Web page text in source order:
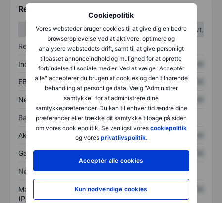
Cookiepolitik
Vores websteder bruger cookies til at give dig en bedre
browseroplevelse ved at aktivere, optimere og
analysere webstedets drift, samt til at give personligt
tilpasset annonceindhold og mulighed for at oprette
forbindelse til sociale medier. Ved at vælge "Acceptér
alle" accepterer du brugen af cookies og den tilhørende
behandling af personlige data. Vælg "Administrer
samtykke" for at administrere dine
samtykkepræferencer. Du kan til enhver tid ændre dine
præferencer eller trække dit samtykke tilbage på siden
om vores cookiepolitik. Se venligst vores cookiepolitik
og vores privatlivspolitik.
Acceptér alle cookies
Kun nødvendige cookies
Regnskabstal
1. kvt.
2. kvt.
Resultatopgørelse
Indtægter XXXXXXX XXXXXXX
EBITDA XXXXXXX XXXXXXX
Nettoresultat XXXXXXX
Balance
Aktiver i alt XXXXXXX
Gæld XXXXXXX XXXXXXX
Nøgletal
Markedsværdi/omsætning
(P/S)
XXXXXXX